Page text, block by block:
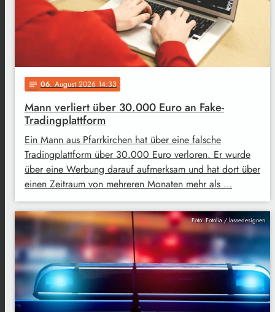
notes 06. August 2026 14:33
Mann verliert über 30.000 Euro an Fake-
Tradingplattform
Ein Mann aus Pfarrkirchen hat über eine falsche
Tradingplattform über 30.000 Euro verloren. Er wurde
über eine Werbung darauf aufmerksam und hat dort über
einen Zeitraum von mehreren Monaten mehr als …
Foto: Fotolia / lassedesignen